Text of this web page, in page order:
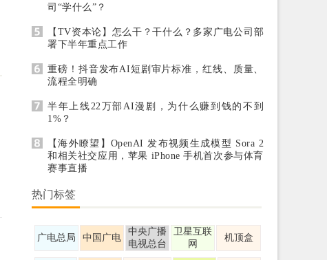
司“学什么”？
【TV资本论】怎么干？干什么？多家广电公司部
署下半年重点工作
重磅！抖音发布AI短剧审片标准，红线、质量、
流程全明确
半年上线22万部AI漫剧，为什么赚到钱的不到
1%？
【海外瞭望】OpenAI 发布视频生成模型 Sora 2
和相关社交应用，苹果 iPhone 手机首次参与体育
赛事直播
热门标签
广电总局 中国广电
中央广播
电视总台
卫星互联
网
机顶盒